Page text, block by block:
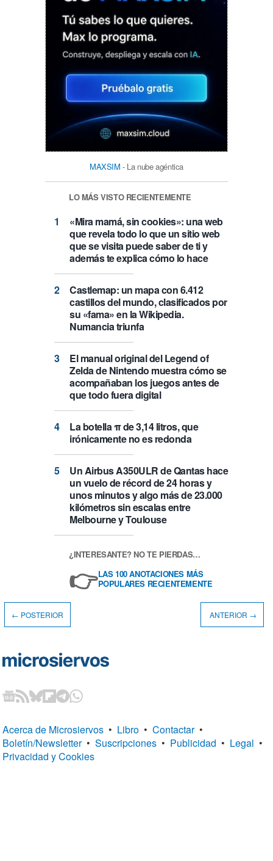
MAXSIM - La nube agéntica
LO MÁS VISTO RECIENTEMENTE
«Mira mamá, sin cookies»: una web
que revela todo lo que un sitio web
que se visita puede saber de ti y
además te explica cómo lo hace
Castlemap: un mapa con 6.412
castillos del mundo, clasificados por
su «fama» en la Wikipedia.
Numancia triunfa
El manual original del Legend of
Zelda de Nintendo muestra cómo se
acompañaban los juegos antes de
que todo fuera digital
La botella π de 3,14 litros, que
irónicamente no es redonda
Un Airbus A350ULR de Qantas hace
un vuelo de récord de 24 horas y
unos minutos y algo más de 23.000
kilómetros sin escalas entre
Melbourne y Toulouse
¿INTERESANTE? NO TE PIERDAS…
👉LAS 100 ANOTACIONES MÁS
POPULARES RECIENTEMENTE
← POSTERIOR ANTERIOR →
Acerca de Microsiervos • Libro • Contactar •
Boletín/Newsletter • Suscripciones • Publicidad • Legal •
Privacidad y Cookies